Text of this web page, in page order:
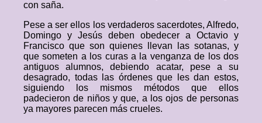
con saña.
Pese a ser ellos los verdaderos sacerdotes, Alfredo,
Domingo y Jesús deben obedecer a Octavio y
Francisco que son quienes llevan las sotanas, y
que someten a los curas a la venganza de los dos
antiguos alumnos, debiendo acatar, pese a su
desagrado, todas las órdenes que les dan estos,
siguiendo los mismos métodos que ellos
padecieron de niños y que, a los ojos de personas
ya mayores parecen más crueles.